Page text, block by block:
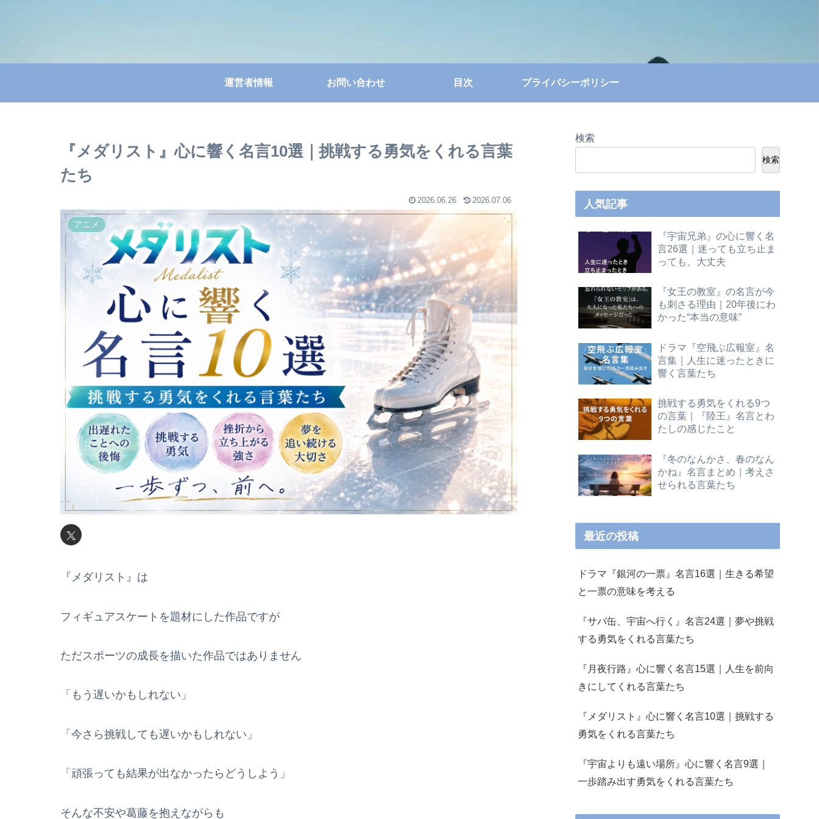
運営者情報 お問い合わせ 目次 プライバシーポリシー
『メダリスト』心に響く名言10選｜挑戦する勇気をくれる言葉
たち
2026.06.26 2026.07.06
アニメ
『メダリスト』は
フィギュアスケートを題材にした作品ですが
ただスポーツの成長を描いた作品ではありません
「もう遅いかもしれない」
「今さら挑戦しても遅いかもしれない」
「頑張っても結果が出なかったらどうしよう」
そんな不安や葛藤を抱えながらも
検索
検索
人気記事
『宇宙兄弟』の心に響く名
言26選｜迷っても立ち止ま
っても、大丈夫
『女王の教室』の名言が今
も刺さる理由｜20年後にわ
かった“本当の意味”
ドラマ『空飛ぶ広報室』名
言集｜人生に迷ったときに
響く言葉たち
挑戦する勇気をくれる9つ
の言葉｜『陸王』名言とわ
たしの感じたこと
『冬のなんかさ、春のなん
かね』名言まとめ｜考えさ
せられる言葉たち
最近の投稿
ドラマ『銀河の一票』名言16選｜生きる希望
と一票の意味を考える
『サバ缶、宇宙へ行く』名言24選｜夢や挑戦
する勇気をくれる言葉たち
『月夜行路』心に響く名言15選｜人生を前向
きにしてくれる言葉たち
『メダリスト』心に響く名言10選｜挑戦する
勇気をくれる言葉たち
『宇宙よりも遠い場所』心に響く名言9選｜
一歩踏み出す勇気をくれる言葉たち